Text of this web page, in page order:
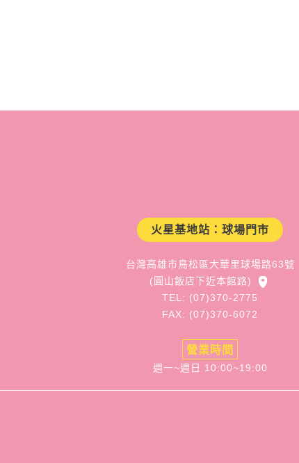
火星基地站：球場門市
台灣高雄市鳥松區大華里球場路63號
(圓山飯店下近本館路)
TEL: (07)370-2775
FAX: (07)370-6072
營業時間
週一~週日 10:00~19:00